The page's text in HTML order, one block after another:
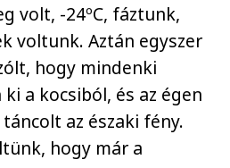
volt, -24ºC, fáztunk,
voltunk. Aztán egyszer
hogy mindenki
a kocsiból, és az égen
az északi fény.
hogy már a